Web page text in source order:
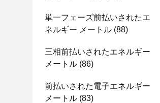
単一フェーズ前払いされたエ
ネルギー メートル (88)
三相前払いされたエネルギー
メートル (86)
前払いされた電子エネルギー
メートル (83)